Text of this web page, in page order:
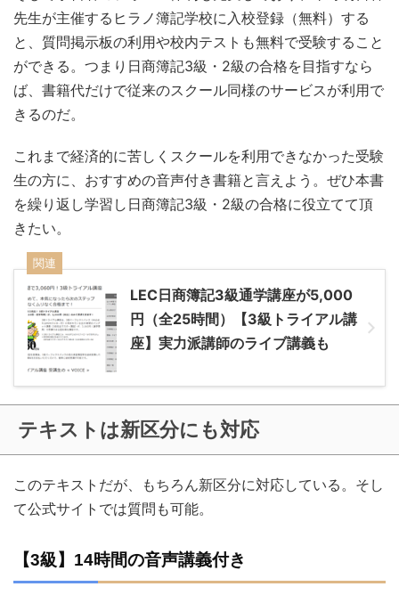
先生が主催するヒラノ簿記学校に入校登録（無料）する
と、質問掲示板の利用や校内テストも無料で受験すること
ができる。つまり日商簿記3級・2級の合格を目指すなら
ば、書籍代だけで従来のスクール同様のサービスが利用で
きるのだ。
これまで経済的に苦しくスクールを利用できなかった受験
生の方に、おすすめの音声付き書籍と言えよう。ぜひ本書
を繰り返し学習し日商簿記3級・2級の合格に役立てて頂
きたい。
LEC日商簿記3級通学講座が5,000
円（全25時間）【3級トライアル講
座】実力派講師のライブ講義も
関連
テキストは新区分にも対応
このテキストだが、もちろん新区分に対応している。そし
て公式サイトでは質問も可能。
【3級】14時間の音声講義付き